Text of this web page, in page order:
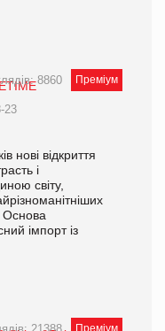
8860 Преміум
23
нові відкриття
і
світу,
Основа
імпорт із
Преміум